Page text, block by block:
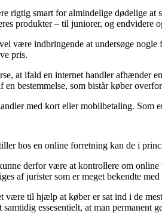
rigtig smart for almindelige dødelige at
produkter – til juniorer, og endvidere
være indbringende at undersøge
pris.
at ifald en internet handler afhænder
en bestemmelse, som bistår køber
med kort eller mobilbetaling. Som
hos en online forretning kan de i
derfor være at kontrollere om
af jurister som er meget bekendte
være til hjælp at køber er sat ind i de
essesentielt, at man